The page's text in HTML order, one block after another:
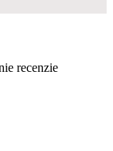
recenzie